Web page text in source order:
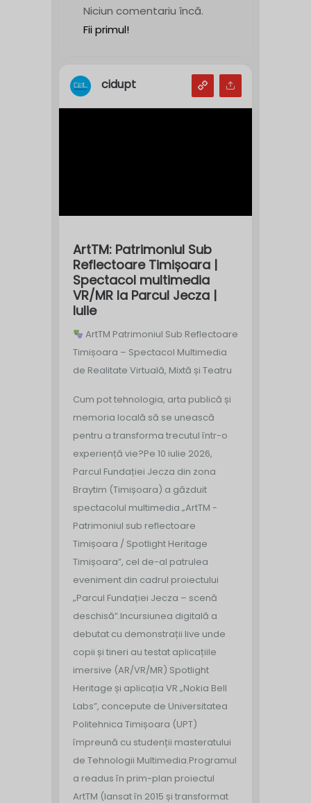
Niciun comentariu încă.
Fii primul!
cidupt
ArtTM: Patrimoniul Sub
Reflectoare Timișoara |
Spectacol multimedia
VR/MR la Parcul Jecza |
Iulie
ArtTM Patrimoniul Sub Reflectoare
Timișoara – Spectacol Multimedia
de Realitate Virtuală, Mixtă și Teatru
Cum pot tehnologia, arta publică și
memoria locală să se unească
pentru a transforma trecutul într-o
experiență vie?Pe 10 iulie 2026,
Parcul Fundației Jecza din zona
Braytim (Timișoara) a găzduit
spectacolul multimedia „ArtTM -
Patrimoniul sub reflectoare
Timișoara / Spotlight Heritage
Timișoara”, cel de-al patrulea
eveniment din cadrul proiectului
„Parcul Fundației Jecza – scenă
deschisă”.Incursiunea digitală a
debutat cu demonstrații live unde
copii și tineri au testat aplicațiile
imersive (AR/VR/MR) Spotlight
Heritage și aplicația VR „Nokia Bell
Labs”, concepute de Universitatea
Politehnica Timișoara (UPT)
împreună cu studenții masteratului
de Tehnologii Multimedia.Programul
a readus în prim-plan proiectul
ArtTM (lansat în 2015 și transformat